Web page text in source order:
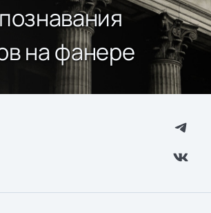
на фанере